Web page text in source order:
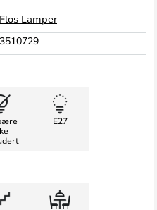
Flos Lamper
3510729
E27